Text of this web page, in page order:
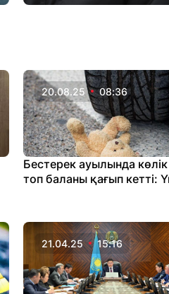
20.08.25 08:36
Бестерек ауылында көлік
топ баланы қағып кетті:
21.04.25 15:16